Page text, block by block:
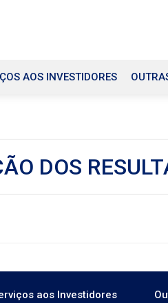
AOS INVESTIDORES
DOS
aos Investidores